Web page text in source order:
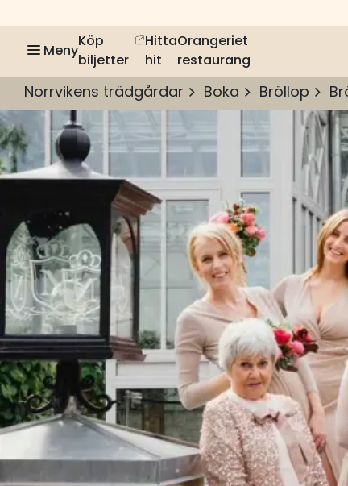
MenyKöp
biljetter
Hitta
hit
Orangeriet
restaurang
Norrvikens trädgårdar Boka Bröllop